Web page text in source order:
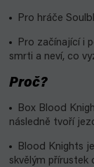
Pro hráče
Pro začínající i
smrti a neví, co
Proč?
Box Blood
následně tvoří
Blood Knights
skvělým přírustek